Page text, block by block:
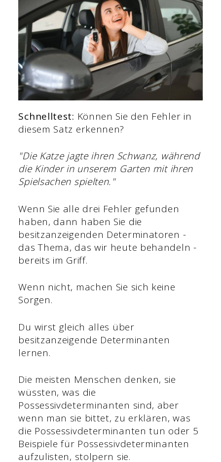
Schnelltest: Können Sie den Fehler in
diesem Satz erkennen?
"Die Katze jagte ihren Schwanz, während
die Kinder in unserem Garten mit ihren
Spielsachen spielten."
Wenn Sie alle drei Fehler gefunden
haben, dann haben Sie die
besitzanzeigenden Determinatoren -
das Thema, das wir heute behandeln -
bereits im Griff.
Wenn nicht, machen Sie sich keine
Sorgen.
Du wirst gleich alles über
besitzanzeigende Determinanten
lernen.
Die meisten Menschen denken, sie
wüssten, was die
Possessivdeterminanten sind, aber
wenn man sie bittet, zu erklären, was
die Possessivdeterminanten tun oder 5
Beispiele für Possessivdeterminanten
aufzulisten, stolpern sie.